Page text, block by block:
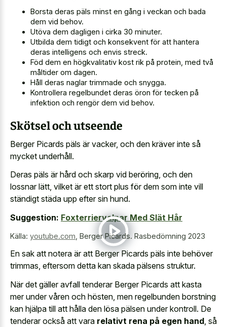
Borsta deras päls minst en gång i veckan och bada
dem vid behov.
Utöva dem dagligen i cirka 30 minuter.
Utbilda dem tidigt och konsekvent för att hantera
deras intelligens och envis streck.
Föd dem en högkvalitativ kost rik på protein, med två
måltider om dagen.
Håll deras naglar trimmade och snygga.
Kontrollera regelbundet deras öron för tecken på
infektion och rengör dem vid behov.
Skötsel och utseende
Berger Picards päls är vacker, och den kräver inte så
mycket underhåll.
Deras päls är hård och skarp vid beröring, och den
lossnar lätt, vilket är ett stort plus för dem som inte vill
ständigt städa upp efter sin hund.
Suggestion: Foxterriervalpar Med Slät Hår
Källa: youtube.com Berger Picards. Rasbedömning 2023
En sak att notera är att Berger Picards päls inte behöver
trimmas, eftersom detta kan skada pälsens struktur.
När det gäller avfall tenderar Berger Picards att kasta
mer under våren och hösten, men regelbunden borstning
kan hjälpa till att hålla den lösa pälsen under kontroll. De
tenderar också att vara relativt rena på egen hand , så